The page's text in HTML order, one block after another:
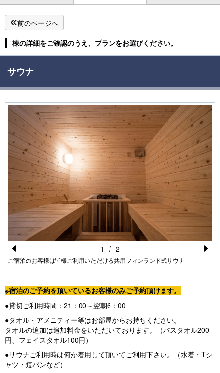
前のページへ
棟の詳細をご確認のうえ、プランをお選びください。
サウナ
Pr
vi
o
u
s
ご宿泊のお客様は皆様ご利用いただける共用フィンランド式サウナ
1 / 2
※宿泊のご予約を頂いているお客様のみご予約頂けます。
●貸切ご利用時間：21：00～翌朝6：00
●タオル・アメニティー等はお部屋からお持ちください。
タオルの追加は追加料金をいただいております。（バスタオル200
円、フェイスタオル100円）
●サウナご利用時は何か着用して頂いてご利用下さい。（水着・Tシ
ャツ・短パンなど）